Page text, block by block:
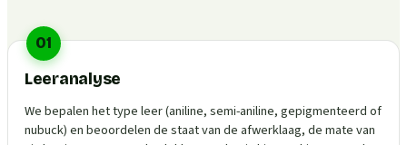
01
Leeranalyse
We bepalen het type leer (aniline, semi-aniline, gepigmenteerd of
nubuck) en beoordelen de staat van de afwerklaag, de mate van